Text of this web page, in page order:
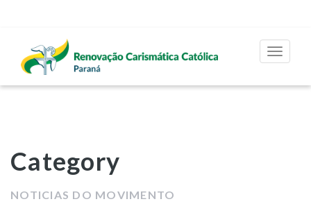
Toggle
Category
NOTICIAS DO MOVIMENTO